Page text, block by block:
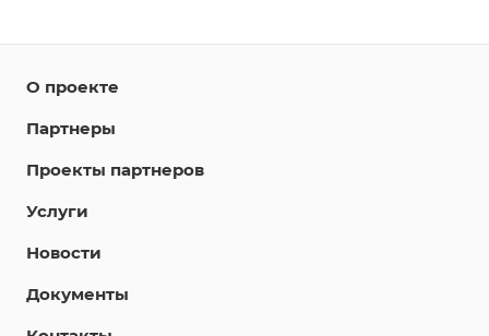
О проекте
Партнеры
Проекты партнеров
Услуги
Новости
Документы